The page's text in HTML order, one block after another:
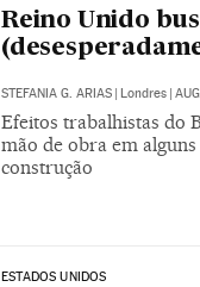
Reino Unido
STEFANIA G. ARIAS | Londres |
Efeitos trabalhistas do
mão de obra em
construção
ESTADOS UNIDOS